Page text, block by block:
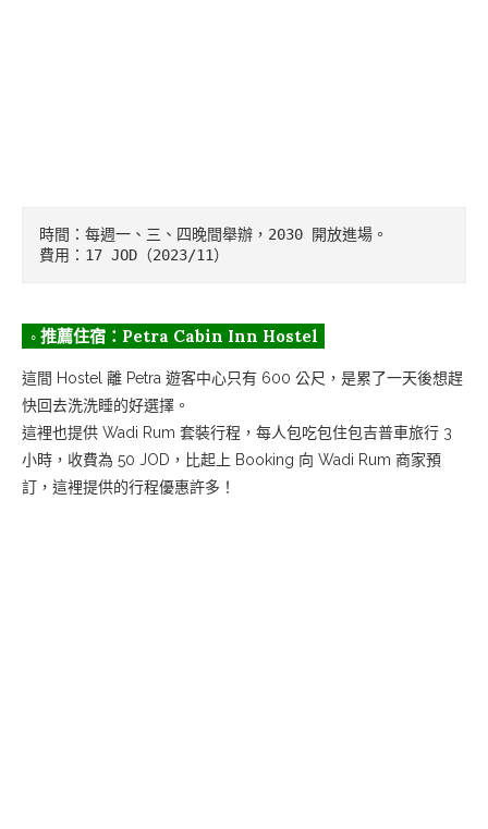
時間：每週一、三、四晚間舉辦，2030 開放進場。
費用：17 JOD（2023/11）
◦ 推薦住宿：Petra Cabin Inn Hostel
這間 Hostel 離 Petra 遊客中心只有 600 公尺，是累了一天後想趕
快回去洗洗睡的好選擇。
這裡也提供 Wadi Rum 套裝行程，每人包吃包住包吉普車旅行 3
小時，收費為 50 JOD，比起上 Booking 向 Wadi Rum 商家預
訂，這裡提供的行程優惠許多！